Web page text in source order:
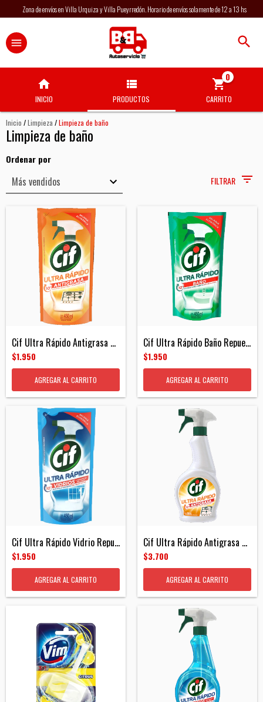
Zona de envíos en Villa Urquiza y Villa Pueyrredón. Horario de envíos solamente de 12 a 13 hs
INICIO PRODUCTOS CARRITO
0
Inicio /Limpieza /Limpieza de baño
Limpieza de baño
Ordenar por
FILTRAR
Cif Ultra Rápido Antigrasa Repuesto 450m...
$1.950
AGREGAR AL CARRITO
Cif Ultra Rápido Baño Repuesto 450ml
$1.950
AGREGAR AL CARRITO
Cif Ultra Rápido Vidrio Repuesto 450ml
$1.950
AGREGAR AL CARRITO
Cif Ultra Rápido Antigrasa 500ml
$3.700
AGREGAR AL CARRITO